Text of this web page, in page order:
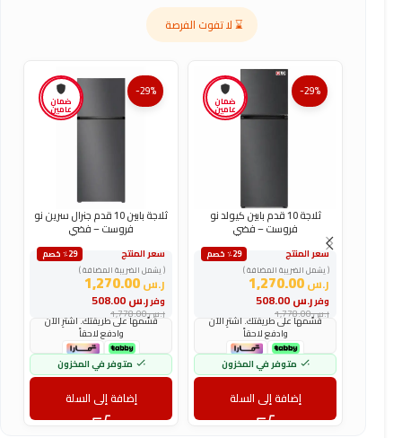
⌛ لا تفوت الفرصة
ضمان
عامين
-29%
ثلاجة 10 قدم بابين كيولد نو
فروست – فضي
سعر المنتج
٪29 خصم
( يشمل الضريبة المضافة )
ر.س1,270.00
وفرر.س
ر.س1,778.00
قسّمها على طريقتك. اشترِ الآن
وادفع لاحقاً
متوفر في المخزون
إضافة إلى السلة
ضمان
عامين
-29%
ثلاجة بابين 10 قدم جنرال سرين نو
فروست – فضي
سعر المنتج
٪29 خصم
( يشمل الضريبة المضافة )
ر.س1,270.00
وفرر.س
ر.س1,778.00
قسّمها على طريقتك. اشترِ الآن
وادفع لاحقاً
متوفر في المخزون
إضافة إلى السلة